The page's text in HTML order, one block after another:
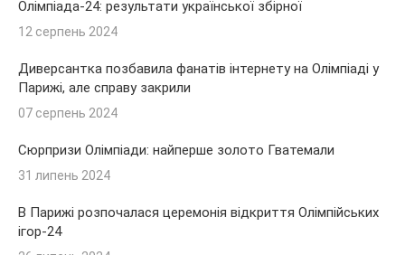
Олімпіада-24: результати української збірної
12 серпень 2024
Диверсантка позбавила фанатів інтернету на Олімпіаді у
Парижі, але справу закрили
07 серпень 2024
Сюрпризи Олімпіади: найперше золото Гватемали
31 липень 2024
В Парижі розпочалася церемонія відкриття Олімпійських
ігор-24